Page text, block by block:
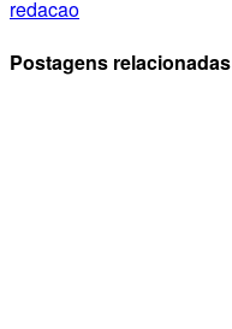
redacao
Postagens relacionadas